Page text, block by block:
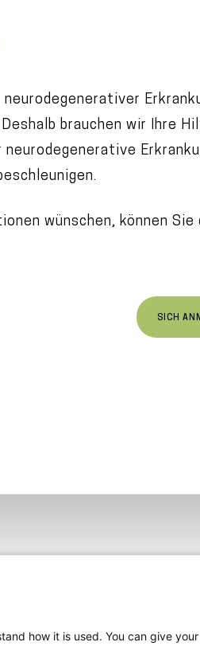
neurodegenerativer
brauchen wir Ihre
wünschen, können Sie
SICH
how it is used. You can give